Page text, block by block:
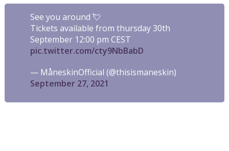
See you around 💘
Tickets available from thursday 30th
September 12:00 pm CEST
pic.twitter.com/cty9NbBabD
— MåneskinOfficial (@thisismaneskin)
September 27, 2021